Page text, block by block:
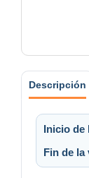
Descripción
Inicio de
Fin de la